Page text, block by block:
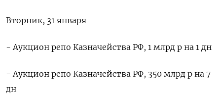
Вторник, 31 января
- Аукцион репо Казначейства РФ, 1 млрд р на 1 дн
- Аукцион репо Казначейства РФ, 350 млрд р на 7
дн